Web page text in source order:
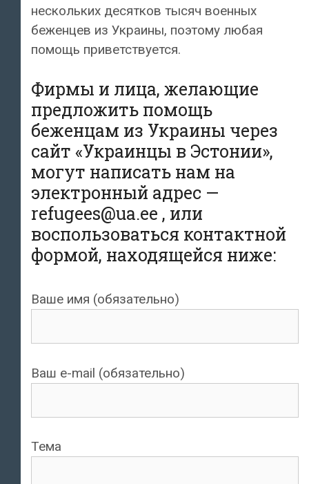
нескольких десятков тысяч военных
беженцев из Украины, поэтому любая
помощь приветствуется.
Фирмы и лица, желающие
предложить помощь
беженцам из Украины через
сайт «Украинцы в Эстонии»,
могут написать нам на
электронный адрес —
refugees@ua.ee , или
воспользоваться контактной
формой, находящейся ниже:
Ваше имя (обязательно)
Ваш e-mail (обязательно)
Тема